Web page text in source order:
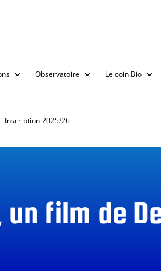
Observatoire Le coin Bio
Inscription 2025/26
film de